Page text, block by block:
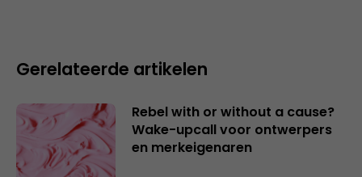
Gerelateerde artikelen
Rebel with or without a cause?
Wake-upcall voor ontwerpers
en merkeigenaren